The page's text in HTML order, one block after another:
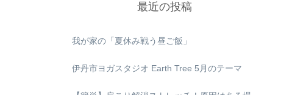
最近の投稿
我が家の「夏休み戦う昼ご飯」
伊丹市ヨガスタジオ Earth Tree 5月のテーマ